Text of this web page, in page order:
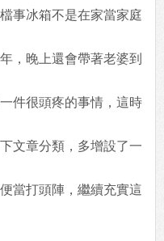
事冰箱不是在家當家庭
，晚上還會帶著老婆到
件很頭疼的事情，這時
文章分類，多增設了一
當打頭陣，繼續充實這